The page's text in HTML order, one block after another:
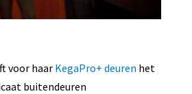
voor haar KegaPro+ deuren het
buitendeuren